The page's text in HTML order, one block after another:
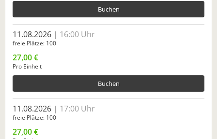
Buchen
11.08.2026 16:00 Uhr
freie Plätze 100
27,00 €
Pro Einheit
Buchen
11.08.2026 17:00 Uhr
freie Plätze 100
27,00 €